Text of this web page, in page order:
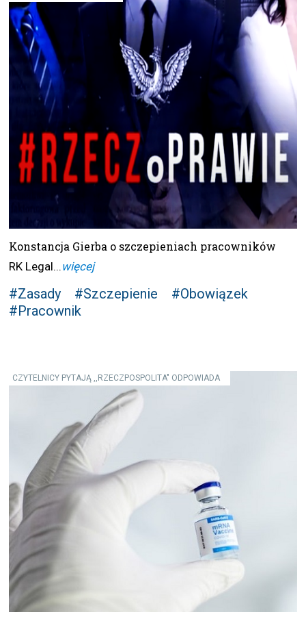
Konstancja Gierba o szczepieniach pracowników
RK Legal... więcej
#Zasady #Szczepienie
#Obowiązek
#Pracownik
CZYTELNICY PYTAJĄ ,,RZECZPOSPOLITA" ODPOWIADA